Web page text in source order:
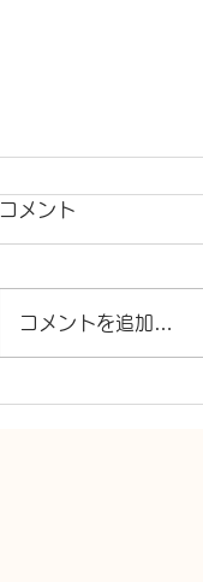
コメント
コメントを追加…